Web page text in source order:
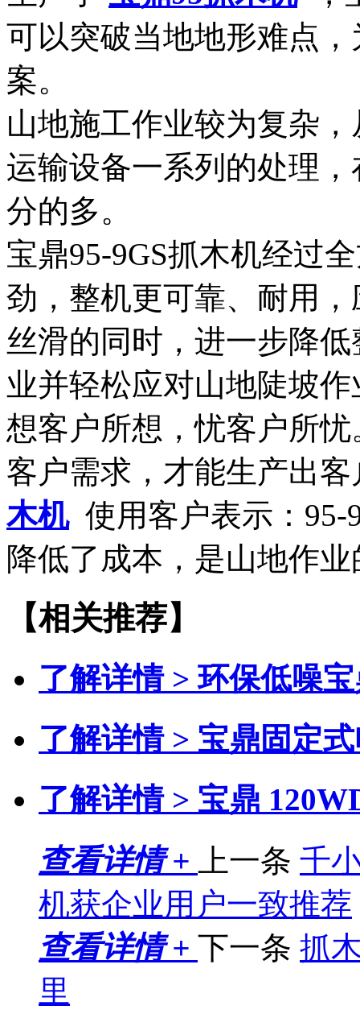
可以突破当地地形难点
案。
山地施工作业较为复杂
运输设备一系列的处理
分的多。
宝鼎95-9GS抓木机经过
劲，整机更可靠、耐用
丝滑的同时，进一步降
业并轻松应对山地陡坡
想客户所想，忧客户所
客户需求，才能生产出
木机 使用客户表示：95-
降低了成本，是山地作
【相关推荐】
了解详情 >环保低噪
了解详情 > 宝鼎固定
了解详情 > 宝鼎
查看详情 +
上一条 千
机获企业用户一致推荐
查看详情 + 下一条 抓
里